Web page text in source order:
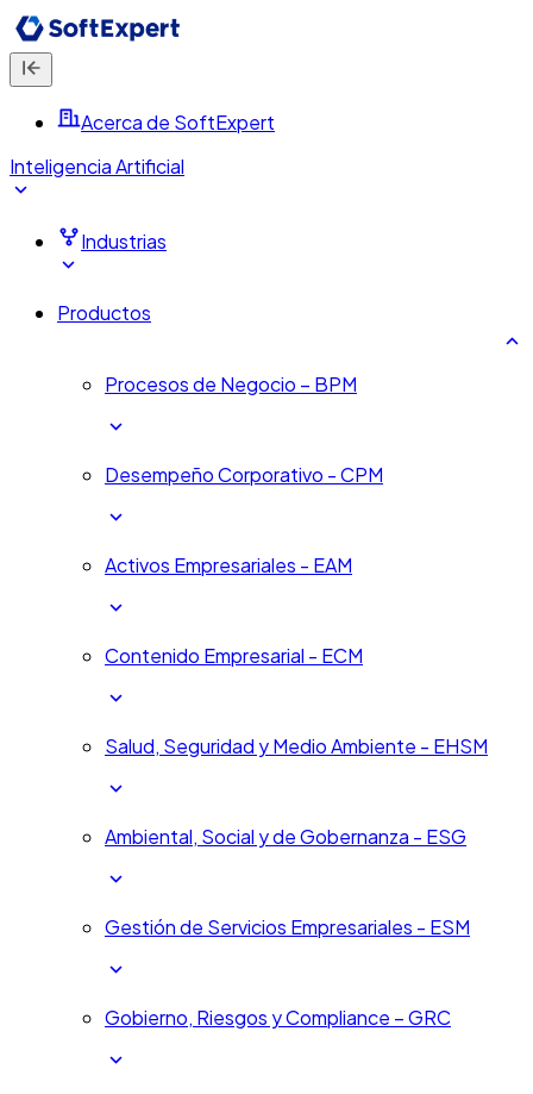
Acerca de SoftExpert
Inteligencia Artificial
Industrias
Productos
Procesos de Negocio – BPM
Desempeño Corporativo - CPM
Activos Empresariales - EAM
Contenido Empresarial - ECM
Salud, Seguridad y Medio Ambiente - EHSM
Ambiental, Social y de Gobernanza - ESG
Gestión de Servicios Empresariales - ESM
Gobierno, Riesgos y Compliance – GRC